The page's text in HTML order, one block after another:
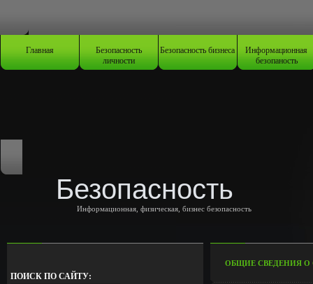
Главная Безопасность
личности
Безопасность бизнеса Информационная
безопаность
Безопасность
Информационная, физическая, бизнес безопасность
ПОИСК ПО САЙТУ:
ОБЩИЕ СВЕДЕНИЯ О